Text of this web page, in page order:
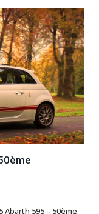
595 – 50ème